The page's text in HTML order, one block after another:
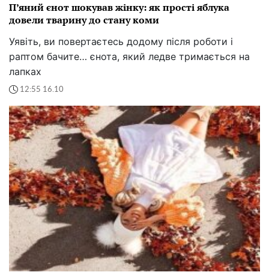
П’яний єнот шокував жінку: як прості яблука
довели тварину до стану коми
Уявіть, ви повертаєтесь додому після роботи і
раптом бачите… єнота, який ледве тримається на
лапках
12:55 16.10